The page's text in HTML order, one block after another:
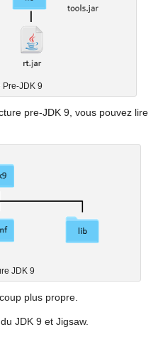
Pre-JDK 9
pre-JDK 9, vous pouvez lire
JDK 9
plus propre.
JDK 9 et Jigsaw.